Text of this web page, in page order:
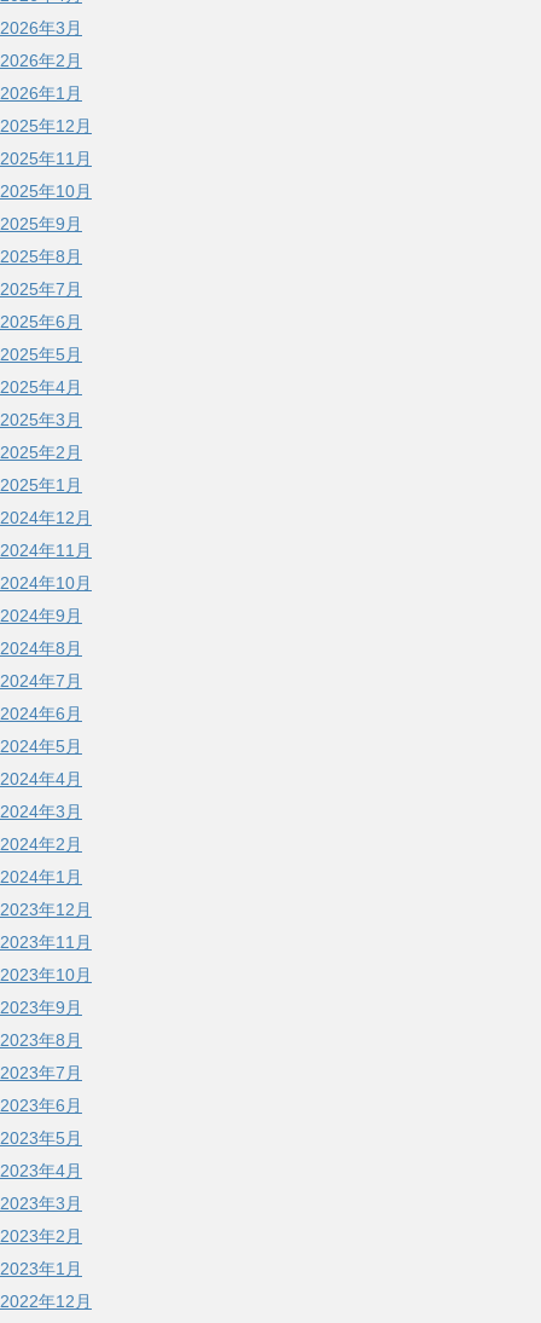
2026年3月
2026年2月
2026年1月
2025年12月
2025年11月
2025年10月
2025年9月
2025年8月
2025年7月
2025年6月
2025年5月
2025年4月
2025年3月
2025年2月
2025年1月
2024年12月
2024年11月
2024年10月
2024年9月
2024年8月
2024年7月
2024年6月
2024年5月
2024年4月
2024年3月
2024年2月
2024年1月
2023年12月
2023年11月
2023年10月
2023年9月
2023年8月
2023年7月
2023年6月
2023年5月
2023年4月
2023年3月
2023年2月
2023年1月
2022年12月